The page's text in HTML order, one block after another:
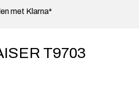
met Klarna*
T9703